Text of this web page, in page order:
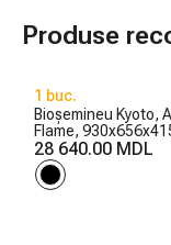
Produse
1 buc.
Bioșemineu Kyoto,
Flame,
3000 W
28 640.00 MDL